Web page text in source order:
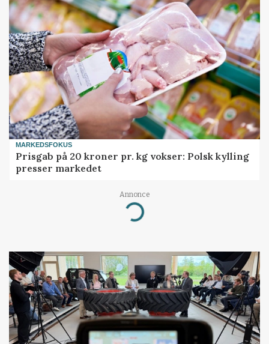
MARKEDSFOKUS
Prisgab på 20 kroner pr. kg vokser: Polsk kylling
presser markedet
Annonce
Loading...